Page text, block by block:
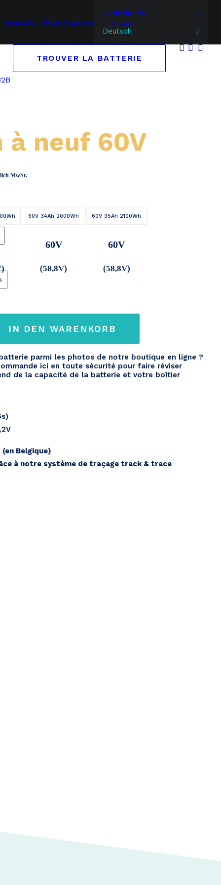
réparation Jobs Français
Nederlands
Français
Deutsch
TROUVER LA BATTERIE
à neuf 60V
MwSt.
60V 34Ah 2000Wh
60V
(58,8V)
60V 35Ah 2100Wh
60V
(58,8V)
IN DEN WARENKORB
parmi les photos de notre boutique en ligne ?
ici en toute sécurité pour faire réviser
de la capacité de la batterie et votre boîtier
Belgique)
à notre système de traçage track & trace